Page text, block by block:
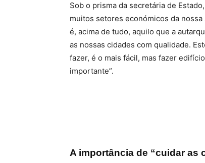
Sob o prisma da secretária de
muitos setores económicos da
é, acima de tudo, aquilo que a
as nossas cidades com qualidade.
fazer, é o mais fácil, mas fazer
importante”.
A importância de “cuidar as